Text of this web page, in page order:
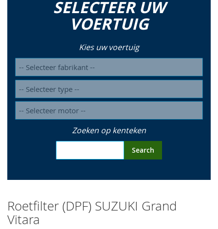
SELECTEER UW
VOERTUIG
Kies uw voertuig
Zoeken op kenteken
Search
Roetfilter (DPF) SUZUKI Grand
Vitara